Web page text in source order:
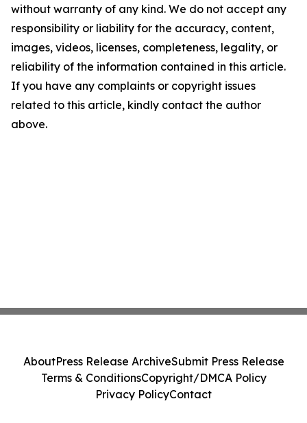
without warranty of any kind. We do not accept any
responsibility or liability for the accuracy, content,
images, videos, licenses, completeness, legality, or
reliability of the information contained in this article.
If you have any complaints or copyright issues
related to this article, kindly contact the author
above.
AboutPress Release ArchiveSubmit Press Release
Terms & ConditionsCopyright/DMCA Policy
Privacy PolicyContact